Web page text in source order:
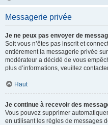
Messagerie privée
Je ne peux pas envoyer de
Soit vous n’êtes pas inscrit et
entièrement la messagerie privée
modérateur a décidé de vous
plus d’informations, veuillez
Haut
Je continue à recevoir des
Vous pouvez supprimer
en utilisant les règles de messages